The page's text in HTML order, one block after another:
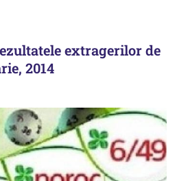
extragerilor de
2014